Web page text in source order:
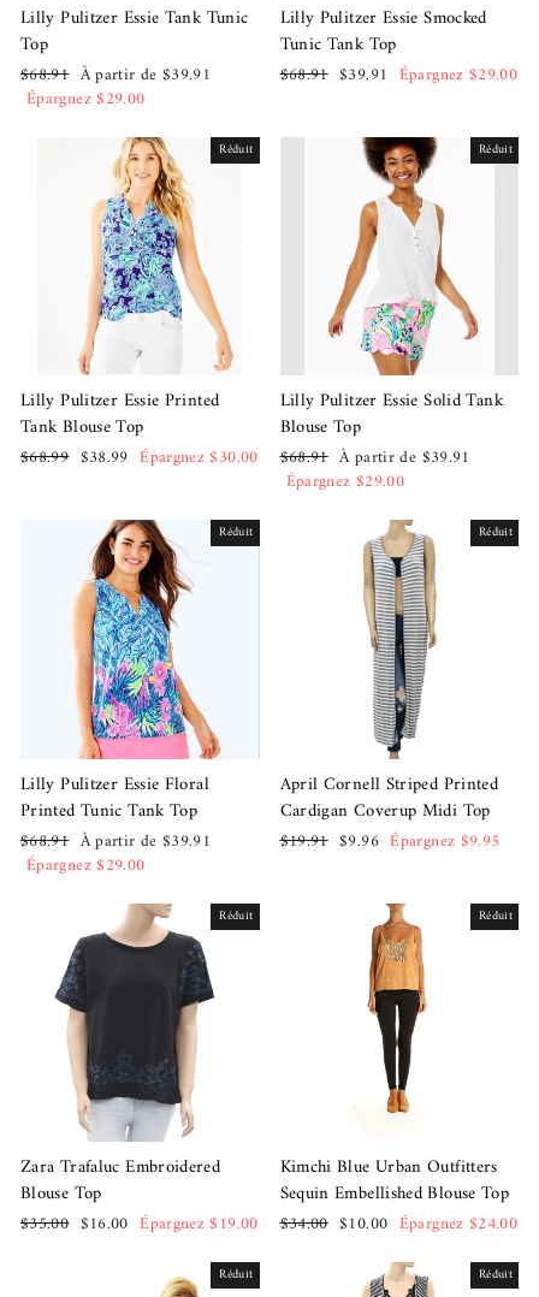
Lilly Pulitzer Essie Tank Tunic
Top
Prix
régulier
$68.91 Prix
réduit
À partir de $39.91
Épargnez $29.00
Lilly Pulitzer Essie Smocked
Tunic Tank Top
Prix
$68.91 Prix
$39.91 Épargnez $29.00
Réduit
Lilly Pulitzer Essie Printed
Tank Blouse Top
Prix
$68.99 Prix
$38.99 Épargnez $30.00
Réduit
Lilly Pulitzer Essie Solid Tank
Blouse Top
Prix
régulier
$68.91 Prix
réduit
À partir de $39.91
Épargnez $29.00
Réduit
Lilly Pulitzer Essie Floral
Printed Tunic Tank Top
Prix
régulier
$68.91 Prix
réduit
À partir de $39.91
Épargnez $29.00
Réduit
April Cornell Striped Printed
Cardigan Coverup Midi Top
Prix
$19.91 Prix
$9.96 Épargnez $9.95
Réduit
Zara Trafaluc Embroidered
Blouse Top
Prix
$35.00 Prix
$16.00 Épargnez $19.00
Réduit
Kimchi Blue Urban Outfitters
Sequin Embellished Blouse Top
Prix
$34.00 Prix
$10.00 Épargnez $24.00
Réduit Réduit